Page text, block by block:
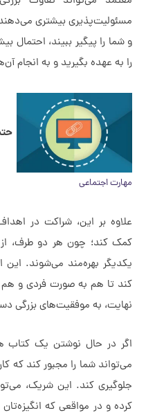
بیشتری می‌دهند؛ چرا
پیگیر ببیند، احتمال بیشتری
بگیرید و به انجام آن‌ها
حتما
بر این، شراکت در اهداف
چون هر دو طرف، از همدیگر
بهره‌مند می‌شوند. این ارتباط
هم به صورت فردی و هم به
به موفقیت‌های بزرگی دست یابید.
حال نوشتن یک کتاب هستید،
شما را مجبور کند که کار خود
کند. این شریک، می‌تواند
در مواقعی که انگیزه‌تان کم